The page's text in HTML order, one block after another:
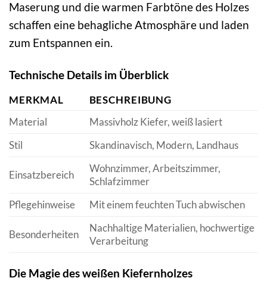
Maserung und die warmen Farbtöne des Holzes
schaffen eine behagliche Atmosphäre und laden
zum Entspannen ein.
Technische Details im Überblick
MERKMAL
BESCHREIBUNG
Material
Massivholz Kiefer, weiß lasiert
Stil
Skandinavisch, Modern, Landhaus
Einsatzbereich
Wohnzimmer, Arbeitszimmer,
Schlafzimmer
Pflegehinweise
Mit einem feuchten Tuch abwischen
Besonderheiten
Nachhaltige Materialien, hochwertige
Verarbeitung
Die Magie des weißen Kiefernholzes